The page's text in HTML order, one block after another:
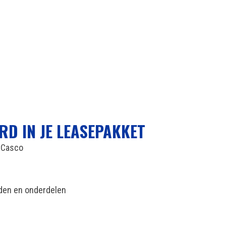
IN JE LEASEPAKKET
en onderdelen